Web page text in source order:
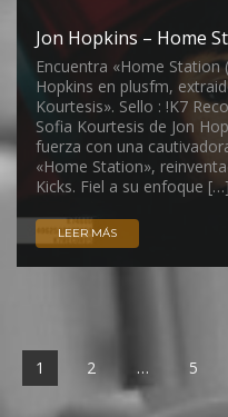
Jon Hopkins – Home
Encuentra «Home Station
Hopkins en plusfm,
Kourtesis». Sello : !K7
Sofia Kourtesis de Jon
fuerza con una
«Home Station»,
Kicks. Fiel a su enfoque
LEER MÁS
1 2 … 5